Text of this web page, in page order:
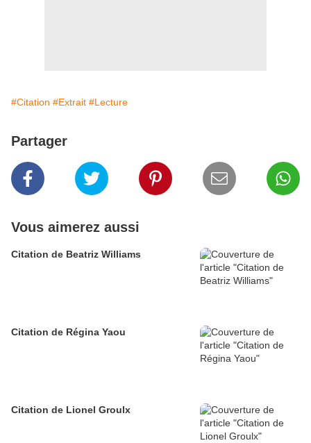
#Citation #Extrait #Lecture
Partager
Vous aimerez aussi
Citation de Beatriz Williams
Citation de Régina Yaou
Citation de Lionel Groulx